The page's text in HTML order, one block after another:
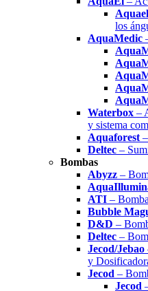
Aquael
los
AquaMedic
Waterbox –
y sistema
Aquaforest
Deltec –
Bombas
Abyzz –
ATI –
Bubble
D&D –
Deltec –
Jecod/Jebao
y
Jecod –
Jecod